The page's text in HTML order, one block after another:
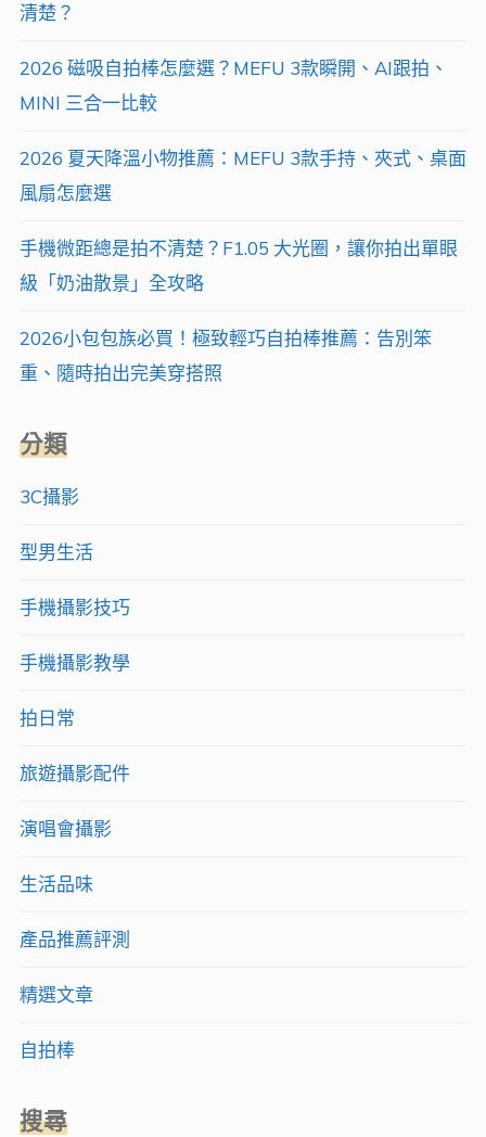
自
棒
析"
清楚？
2026 磁吸自拍棒怎麼選？MEFU 3款瞬開、AI跟拍、
MINI 三合一比較
2026 夏天降溫小物推薦：MEFU 3款手持、夾式、桌面
風扇怎麼選
手機微距總是拍不清楚？F1.05 大光圈，讓你拍出單眼
級「奶油散景」全攻略
2026小包包族必買！極致輕巧自拍棒推薦：告別笨
重、隨時拍出完美穿搭照
分類
3C攝影
型男生活
手機攝影技巧
手機攝影教學
拍日常
旅遊攝影配件
演唱會攝影
生活品味
產品推薦評測
精選文章
自拍棒
搜尋